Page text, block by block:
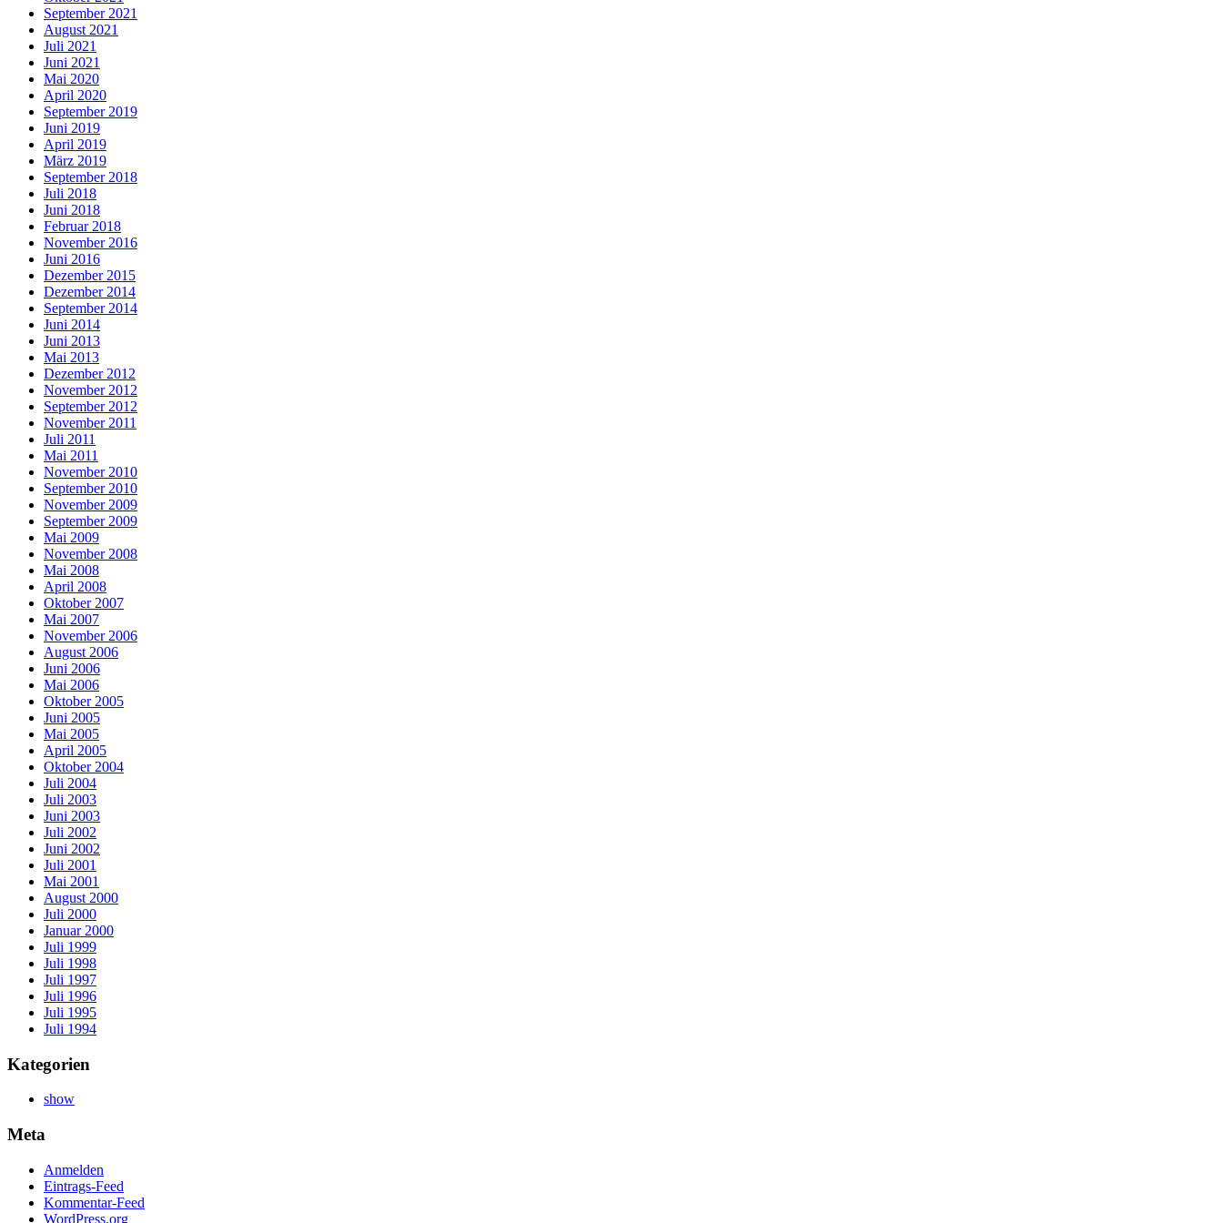
September 2021
August 2021
Juli 2021
Juni 2021
Mai 2020
April 2020
September 2019
Juni 2019
April 2019
März 2019
September 2018
Juli 2018
Juni 2018
Februar 2018
November 2016
Juni 2016
Dezember 2015
Dezember 2014
September 2014
Juni 2014
Juni 2013
Mai 2013
Dezember 2012
November 2012
September 2012
November 2011
Juli 2011
Mai 2011
November 2010
September 2010
November 2009
September 2009
Mai 2009
November 2008
Mai 2008
April 2008
Oktober 2007
Mai 2007
November 2006
August 2006
Juni 2006
Mai 2006
Oktober 2005
Juni 2005
Mai 2005
April 2005
Oktober 2004
Juli 2004
Juli 2003
Juni 2003
Juli 2002
Juni 2002
Juli 2001
Mai 2001
August 2000
Juli 2000
Januar 2000
Juli 1999
Juli 1998
Juli 1997
Juli 1996
Juli 1995
Juli 1994
Kategorien
show
Meta
Anmelden
Eintrags-Feed
Kommentar-Feed
WordPress.org